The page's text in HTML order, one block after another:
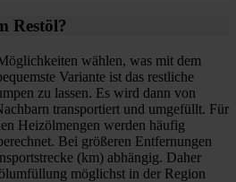
Restöl?
wählen, was mit dem
Variante ist das restliche
zu lassen. Es wird dann von
transportiert und umgefüllt. Für
Heizölmengen werden häufig
Bei größeren Entfernungen
(km) abhängig. Daher
möglichst in der Region